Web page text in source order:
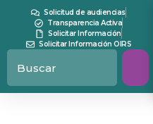
Solicitud de audiencias
Transparencia Activa
Solicitar Información
Solicitar Información OIRS